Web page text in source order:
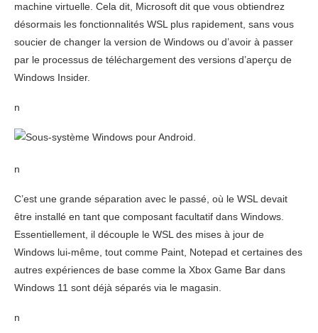
machine virtuelle. Cela dit, Microsoft dit que vous obtiendrez
désormais les fonctionnalités WSL plus rapidement, sans vous
soucier de changer la version de Windows ou d’avoir à passer
par le processus de téléchargement des versions d’aperçu de
Windows Insider.
n
n
C’est une grande séparation avec le passé, où le WSL devait
être installé en tant que composant facultatif dans Windows.
Essentiellement, il découple le WSL des mises à jour de
Windows lui-même, tout comme Paint, Notepad et certaines des
autres expériences de base comme la Xbox Game Bar dans
Windows 11 sont déjà séparés via le magasin.
n